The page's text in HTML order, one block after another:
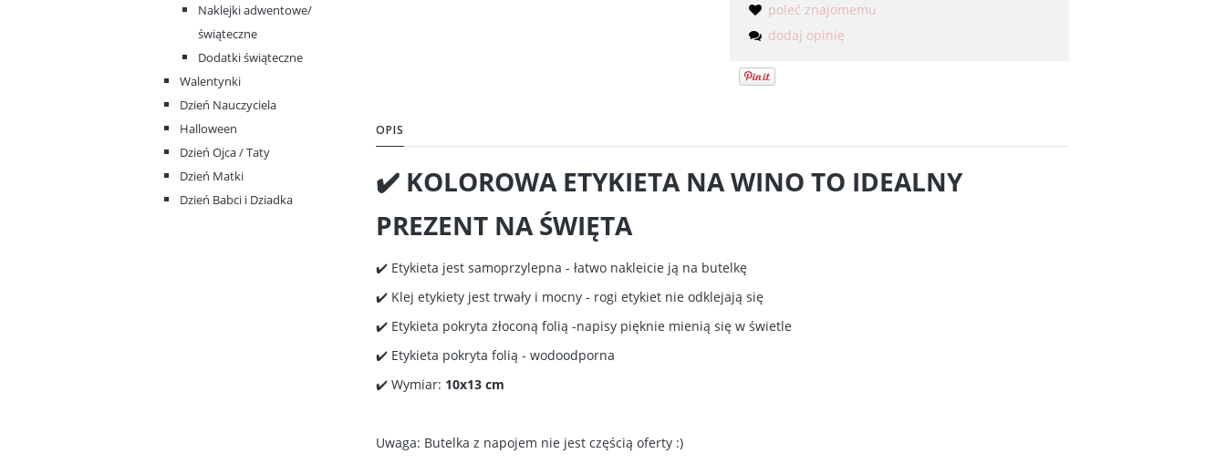
Naklejki adwentowe/
świąteczne
Dodatki świąteczne
Walentynki
Dzień Nauczyciela
Halloween
Dzień Ojca / Taty
Dzień Matki
Dzień Babci i Dziadka
poleć znajomemu
dodaj opinię
OPIS
✔️ KOLOROWA ETYKIETA NA WINO TO IDEALNY
PREZENT NA ŚWIĘTA
✔️ Etykieta jest samoprzylepna - łatwo nakleicie ją na butelkę
✔️ Klej etykiety jest trwały i mocny - rogi etykiet nie odklejają się
✔️ Etykieta pokryta złoconą folią -napisy pięknie mienią się w świetle
✔️ Etykieta pokryta folią - wodoodporna
✔️ Wymiar: 10x13 cm
Uwaga: Butelka z napojem nie jest częścią oferty :)